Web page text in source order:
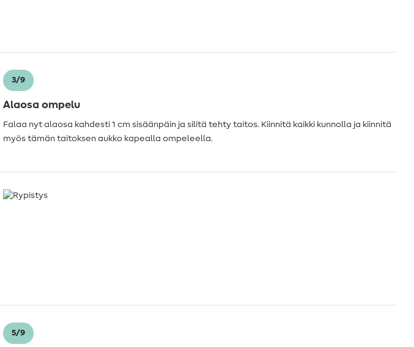
3/9
Alaosa ompelu
Falaa nyt alaosa kahdesti 1 cm sisäänpäin ja silitä tehty taitos. Kiinnitä kaikki kunnolla ja kiinnitä
myös tämän taitoksen aukko kapealla ompeleella.
5/9